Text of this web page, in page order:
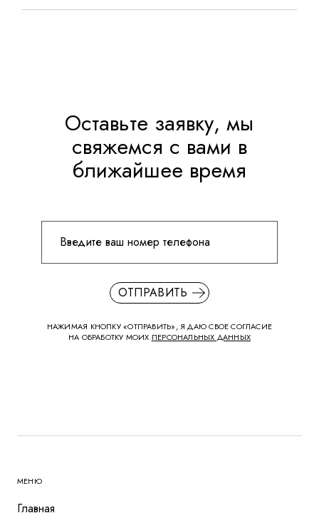
Оставьте заявку, мы
свяжемся с вами в
ближайшее время
ОТПРАВИТЬ
НАЖИМАЯ КНОПКУ «ОТПРАВИТЬ», Я ДАЮ СВОЕ СОГЛАСИЕ
НА ОБРАБОТКУ МОИХ ПЕРСОНАЛЬНЫХ ДАННЫХ
МЕНЮ
Главная